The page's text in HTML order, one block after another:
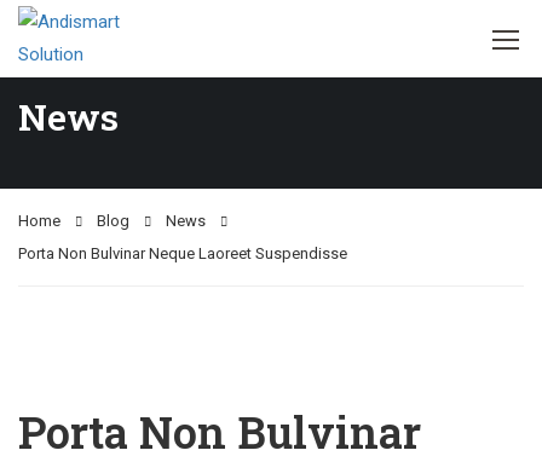
News
Home Blog
News
Porta Non Bulvinar Neque Laoreet Suspendisse
Porta Non Bulvinar